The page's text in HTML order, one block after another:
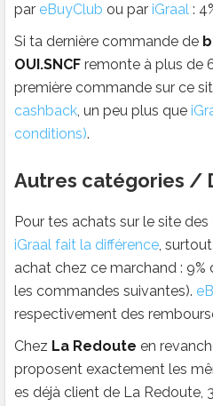
par eBuyClub ou par iGraal :
Si ta dernière commande de
OUI.SNCF remonte à plus de
première commande sur ce
cashback, un peu plus que
conditions).
Autres catégories /
Pour tes achats sur le site des
iGraal fait la différence, surtout
achat chez ce marchand : 9%
les commandes suivantes).
respectivement des
Chez La Redoute en
proposent exactement les
es déjà client de La Redoute,